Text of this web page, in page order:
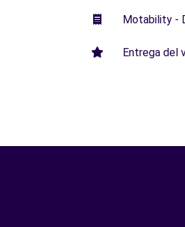
Motability -
Entrega del